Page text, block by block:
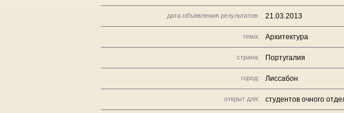
дата объявления результатов: 21.03.2013
тема: Архитектура
страна: Португалия
город: Лиссабон
открыт для: студентов очного